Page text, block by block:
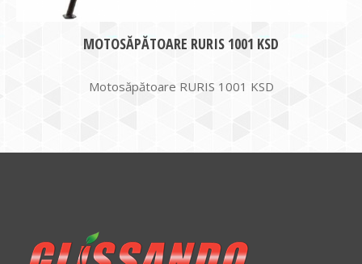
MOTOSĂPĂTOARE RURIS 1001 KSD
Motosăpătoare RURIS 1001 KSD